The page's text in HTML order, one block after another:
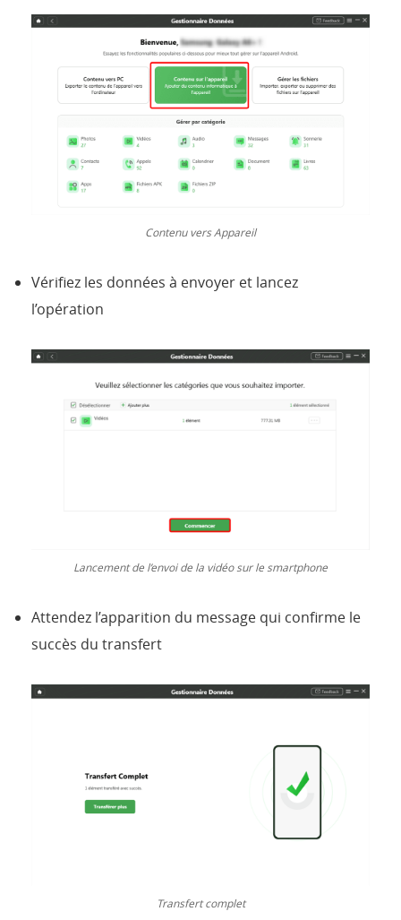
Contenu vers Appareil
Vérifiez les données à envoyer et lancez
l’opération
Lancement de l’envoi de la vidéo sur le smartphone
Attendez l’apparition du message qui confirme le
succès du transfert
Transfert complet